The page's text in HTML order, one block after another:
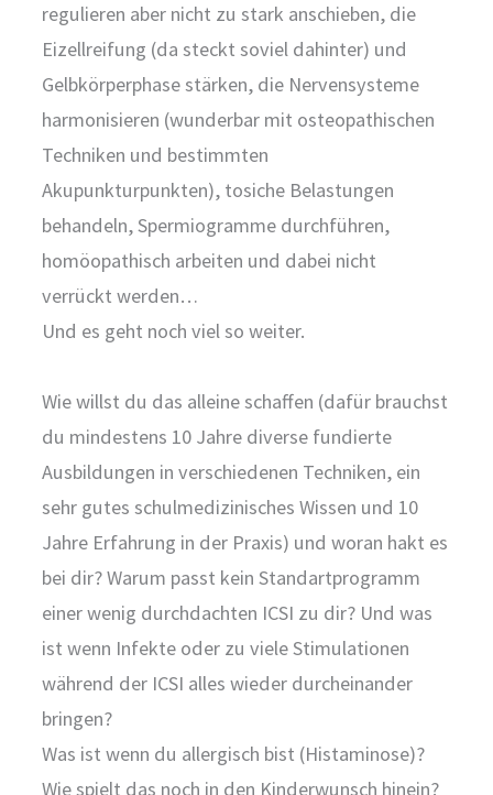
regulieren aber nicht zu stark anschieben, die
Eizellreifung (da steckt soviel dahinter) und
Gelbkörperphase stärken, die Nervensysteme
harmonisieren (wunderbar mit osteopathischen
Techniken und bestimmten
Akupunkturpunkten), tosiche Belastungen
behandeln, Spermiogramme durchführen,
homöopathisch arbeiten und dabei nicht
verrückt werden…
Und es geht noch viel so weiter.
Wie willst du das alleine schaffen (dafür brauchst
du mindestens 10 Jahre diverse fundierte
Ausbildungen in verschiedenen Techniken, ein
sehr gutes schulmedizinisches Wissen und 10
Jahre Erfahrung in der Praxis) und woran hakt es
bei dir? Warum passt kein Standartprogramm
einer wenig durchdachten ICSI zu dir? Und was
ist wenn Infekte oder zu viele Stimulationen
während der ICSI alles wieder durcheinander
bringen?
Was ist wenn du allergisch bist (Histaminose)?
Wie spielt das noch in den Kinderwunsch hinein?